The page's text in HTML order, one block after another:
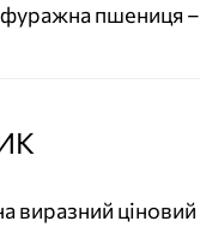
фуражна пшениця
ціновий